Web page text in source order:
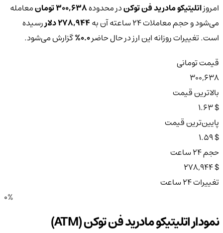
امروزاتلیتیکو مادرید فن توکندر محدوده300,638 تومان
معامله
می‌شود و حجم معاملات ۲۴ ساعته آن به
278,944 دلار
رسیده
است. تغییرات روزانه این ارز در حال حاضر0.0% گزارش می‌شود.
قیمت تومانی
300,638
بالاترین قیمت
$ 1.63
پایین‌ترین قیمت
$ 1.59
حجم ۲۴ ساعت
$ 278,944
تغییرات ۲۴ ساعت
0%
نمودار اتلیتیکو مادرید فن توکن (ATM)